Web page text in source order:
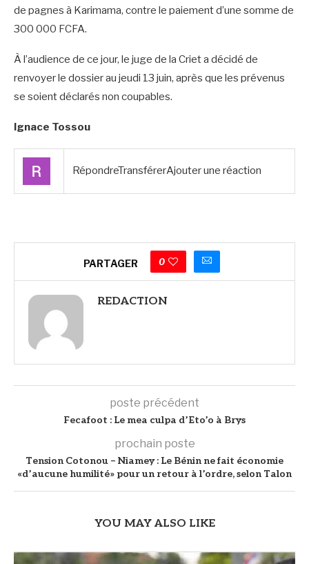
de pagnes à Karimama, contre le paiement d’une somme de
300 000 FCFA.
À l’audience de ce jour, le juge de la Criet a décidé de
renvoyer le dossier au jeudi 13 juin, après que les prévenus
se soient déclarés non coupables.
Ignace Tossou
RépondreTransférerAjouter une réaction
PARTAGER 0
REDACTION
poste précédent
Fecafoot : Le mea culpa d’Eto’o à Brys
prochain poste
Tension Cotonou – Niamey : Le Bénin ne fait économie
«d’aucune humilité» pour un retour à l’ordre, selon Talon
YOU MAY ALSO LIKE